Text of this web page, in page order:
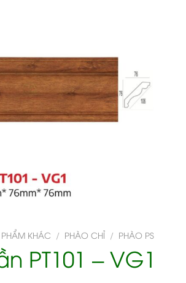
KHÁC / PHÀO CHỈ / PHÀO PS
PT101 – VG1